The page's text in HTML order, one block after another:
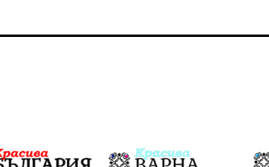
Народно събрание